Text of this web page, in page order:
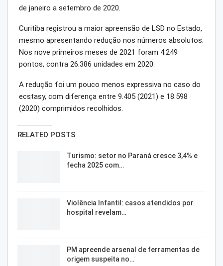
de janeiro a setembro de 2020.
Curitiba registrou a maior apreensão de LSD no Estado,
mesmo apresentando redução nos números absolutos.
Nos nove primeiros meses de 2021 foram 4.249
pontos, contra 26.386 unidades em 2020.
A redução foi um pouco menos expressiva no caso do
ecstasy, com diferença entre 9.405 (2021) e 18.598
(2020) comprimidos recolhidos.
RELATED POSTS
Turismo: setor no Paraná cresce 3,4% e
fecha 2025 com…
Violência Infantil: casos atendidos por
hospital revelam…
PM apreende arsenal de ferramentas de
origem suspeita no…